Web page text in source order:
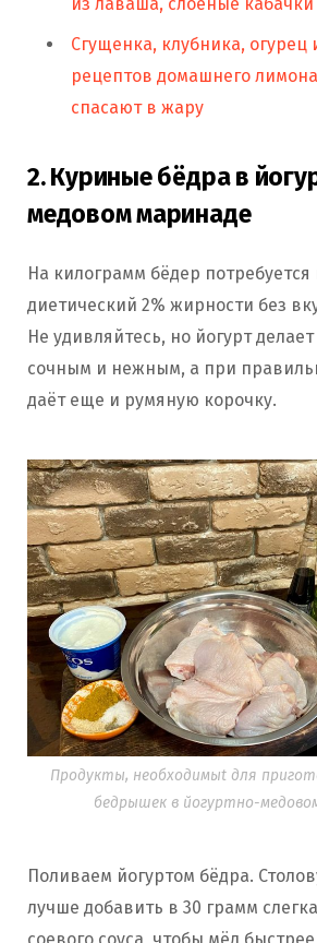
Сгущенка, клубника, огурец
рецептов домашнего
спасают в жару
2. Куриные бёдра в
медовом маринаде
На килограмм бёдер потребуется
диетический 2% жирности без
Не удивляйтесь, но йогурт
сочным и нежным, а при
даёт еще и румяную корочку.
Продукты, необходимыt для
бедрышек в йогуртно-
Поливаем йогуртом бёдра.
лучше добавить в 30 грамм